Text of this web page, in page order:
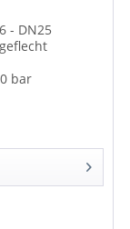
- DN25
bar